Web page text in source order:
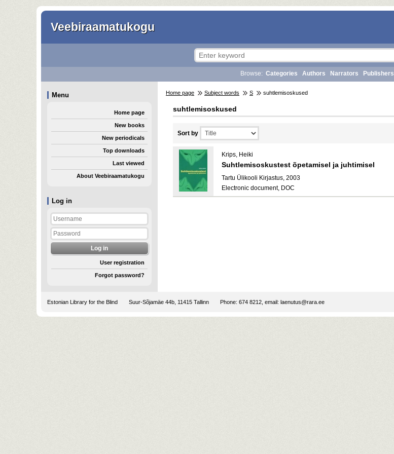
Veebiraamatukogu
Log in
User registration
Forgot password?
Browse: Categories Authors Narrators Publishers
Menu
Home page
New books
New periodicals
Top downloads
Last viewed
About Veebiraamatukogu
Home page Subject words S suhtlemisoskused
suhtlemisoskused
Sort by
Krips, Heiki
Suhtlemisoskustest õpetamisel ja juhtimisel
Tartu Ülikooli Kirjastus, 2003
Electronic document, DOC
Estonian Library for the Blind Suur-Sõjamäe 44b, 11415 Tallinn Phone: 674 8212, email: laenutus@rara.ee